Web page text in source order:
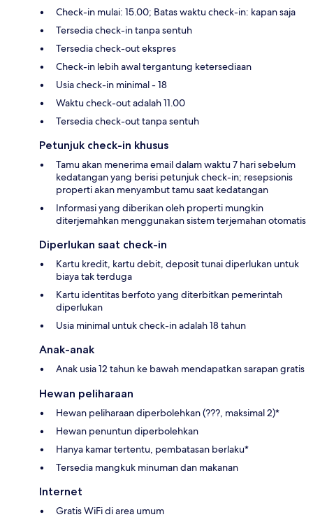
Check-in mulai: 15.00; Batas waktu check-in: kapan saja
Tersedia check-in tanpa sentuh
Tersedia check-out ekspres
Check-in lebih awal tergantung ketersediaan
Usia check-in minimal - 18
Waktu check-out adalah 11.00
Tersedia check-out tanpa sentuh
Petunjuk check-in khusus
Tamu akan menerima email dalam waktu 7 hari sebelum
kedatangan yang berisi petunjuk check-in; resepsionis
properti akan menyambut tamu saat kedatangan
Informasi yang diberikan oleh properti mungkin
diterjemahkan menggunakan sistem terjemahan otomatis
Diperlukan saat check-in
Kartu kredit, kartu debit, deposit tunai diperlukan untuk
biaya tak terduga
Kartu identitas berfoto yang diterbitkan pemerintah
diperlukan
Usia minimal untuk check-in adalah 18 tahun
Anak-anak
Anak usia 12 tahun ke bawah mendapatkan sarapan gratis
Hewan peliharaan
Hewan peliharaan diperbolehkan (???, maksimal 2)*
Hewan penuntun diperbolehkan
Hanya kamar tertentu, pembatasan berlaku*
Tersedia mangkuk minuman dan makanan
Internet
Gratis WiFi di area umum